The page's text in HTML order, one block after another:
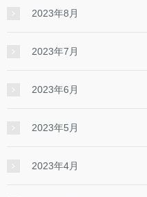
2023年8月
2023年7月
2023年6月
2023年5月
2023年4月